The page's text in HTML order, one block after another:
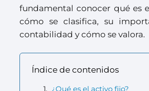
fundamental conocer qué es
cómo se clasifica, su
contabilidad y cómo se valora.
Índice de contenidos
¿Qué es el activo fijo?